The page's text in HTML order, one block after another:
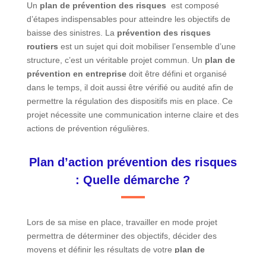
Un plan de prévention des risques est composé
d’étapes indispensables pour atteindre les objectifs de
baisse des sinistres. La prévention des risques
routiers est un sujet qui doit mobiliser l’ensemble d’une
structure, c’est un véritable projet commun. Un plan de
prévention en entreprisedoit être défini et organisé
dans le temps, il doit aussi être vérifié ou audité afin de
permettre la régulation des dispositifs mis en place. Ce
projet nécessite une communication interne claire et des
actions de prévention régulières.
Plan d’action prévention des risques
: Quelle démarche ?
Lors de sa mise en place, travailler en mode projet
permettra de déterminer des objectifs, décider des
moyens et définir les résultats de votre plan de